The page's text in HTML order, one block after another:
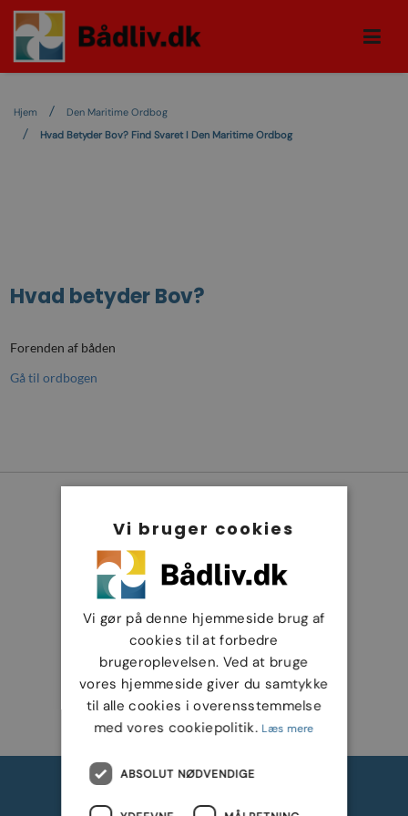
Hjem
Den Maritime Ordbog
Hvad Betyder Bov? Find Svaret I Den Maritime Ordbog
Hvad betyderBov?
Forenden af båden
Gå til ordbogen
Vi bruger cookies
Vi gør på denne hjemmeside brug af
cookies til at forbedre
brugeroplevelsen. Ved at bruge
vores hjemmeside giver du samtykke
til alle cookies i overensstemmelse
med vores cookiepolitik. Læs mere
ABSOLUT NØDVENDIGE